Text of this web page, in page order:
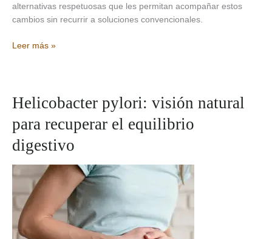
alternativas respetuosas que les permitan acompañar estos
cambios sin recurrir a soluciones convencionales.
Terapias
embarazo:
y
Acompañamiento
Leer más »
Helicobacter pylori: visión natural
para recuperar el equilibrio
digestivo